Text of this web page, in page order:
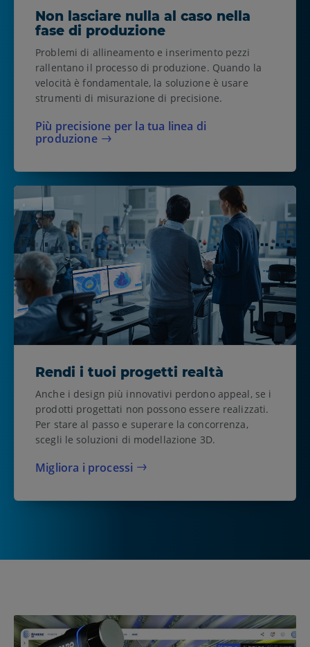
Non lasciare nulla al caso nella
fase di produzione
Problemi di allineamento e inserimento pezzi
rallentano il processo di produzione. Quando la
velocità è fondamentale, la soluzione è usare
strumenti di misurazione di precisione.
Più precisione per la tua linea di
produzione
Rendi i tuoi progetti realtà
Anche i design più innovativi perdono appeal, se i
prodotti progettati non possono essere realizzati.
Per stare al passo e superare la concorrenza,
scegli le soluzioni di modellazione 3D.
Migliora i processi